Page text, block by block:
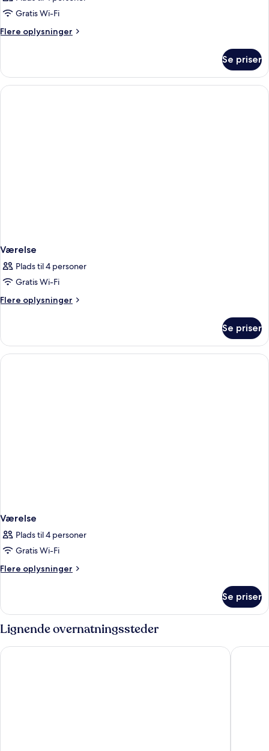
Gratis Wi-Fi
Flere oplysninger
Flere
Se priser
Værelse
Plads til 4 personer
Gratis Wi-Fi
Flere oplysninger
Flere
Se priser
Værelse
Plads til 4 personer
Gratis Wi-Fi
Flere oplysninger
Flere
Se priser
Lignende overnatningssteder
Petit Palace Posada del Peine Hotel